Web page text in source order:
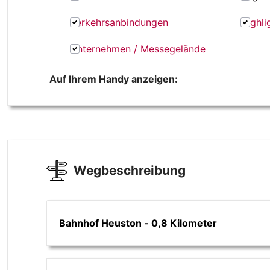
Verkehrsanbindungen
Unternehmen / Messegelände
Auf Ihrem Handy anzeigen:
Wegbeschreibung
Bahnhof Heuston - 0,8 Kilometer